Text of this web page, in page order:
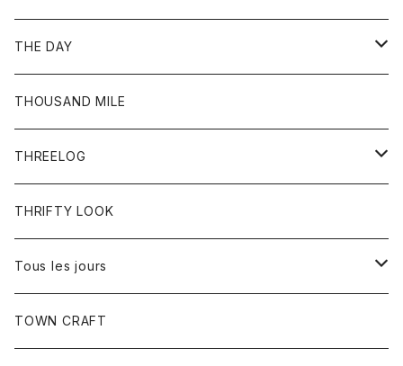
ワンピース
コート
Ｇジャン
ボトム
ジーンズ
ボトム
ショートパンツ
THE DAY
トップス
Tシャツ
THOUSAND MILE
THREELOG
トップス
Tシャツ
THRIFTY LOOK
Tous les jours
トップス
TOWN CRAFT